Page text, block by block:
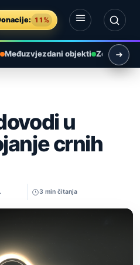
11%
Međuzvjezdani objekti Zemlja i
u
crnih
3 min čitanja